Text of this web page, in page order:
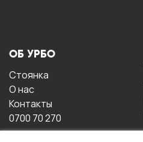
ОБ УРБО
Стоянка
О нас
Контакты
0700 70 270